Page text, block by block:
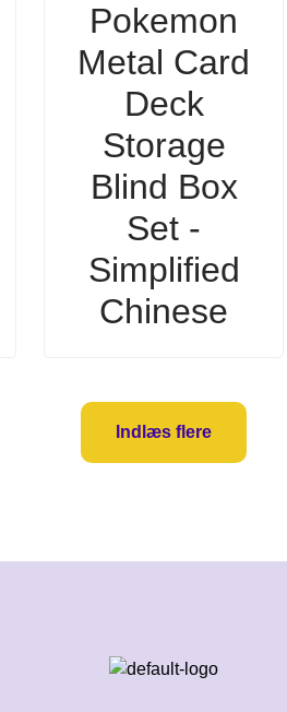
Pokemon
Metal Card
Deck
Storage
Blind Box
Set -
Simplified
Chinese
Indlæs flere